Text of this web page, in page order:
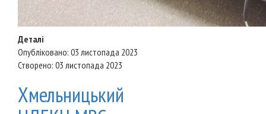
Деталі
Опубліковано: 03 листопада 2023
Створено: 03 листопада 2023
Хмельницький